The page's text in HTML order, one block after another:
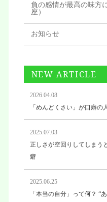
負の感情が最高の味方
座）
お知らせ
NEW ARTICLE
2026.04.08
「めんどくさい」が口癖
2025.07.03
正しさが空回りしてしま
癖
2025.06.25
「本当の自分」って何？ “